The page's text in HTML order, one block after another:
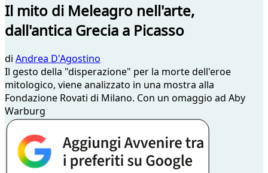
Il mito di Meleagro nell'arte,
dall'antica Grecia a Picasso
di Andrea D'Agostino
Il gesto della "disperazione" per la morte dell'eroe
mitologico, viene analizzato in una mostra alla
Fondazione Rovati di Milano. Con un omaggio ad Aby
Warburg